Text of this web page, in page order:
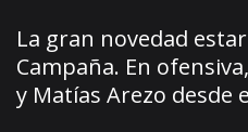
La gran novedad
Campaña. En
y Matías Arezo desde